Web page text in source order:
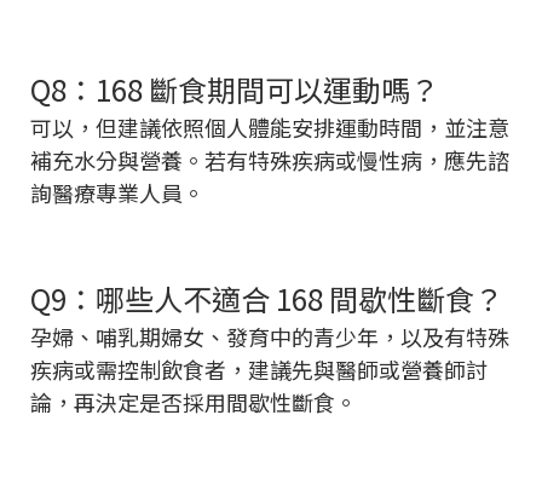
Q8：168 斷食期間可以運動嗎？
可以，但建議依照個人體能安排運動時間，並注意
補充水分與營養。若有特殊疾病或慢性病，應先諮
詢醫療專業人員。
Q9：哪些人不適合 168 間歇性斷食？
孕婦、哺乳期婦女、發育中的青少年，以及有特殊
疾病或需控制飲食者，建議先與醫師或營養師討
論，再決定是否採用間歇性斷食。